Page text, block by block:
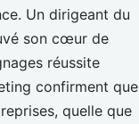
Un dirigeant du
son cœur de
réussite
confirment que
quelle que